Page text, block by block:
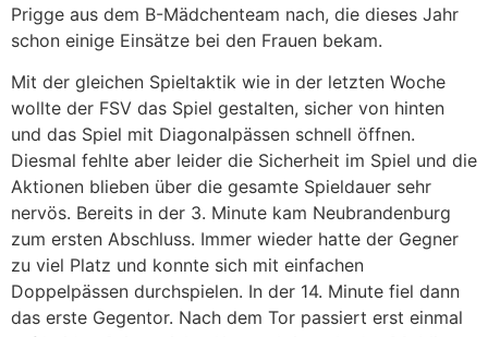
Prigge aus dem B-Mädchenteam nach, die dieses Jahr
schon einige Einsätze bei den Frauen bekam.
Mit der gleichen Spieltaktik wie in der letzten Woche
wollte der FSV das Spiel gestalten, sicher von hinten
und das Spiel mit Diagonalpässen schnell öffnen.
Diesmal fehlte aber leider die Sicherheit im Spiel und die
Aktionen blieben über die gesamte Spieldauer sehr
nervös. Bereits in der 3. Minute kam Neubrandenburg
zum ersten Abschluss. Immer wieder hatte der Gegner
zu viel Platz und konnte sich mit einfachen
Doppelpässen durchspielen. In der 14. Minute fiel dann
das erste Gegentor. Nach dem Tor passiert erst einmal